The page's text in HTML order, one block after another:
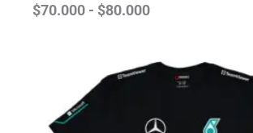
$70.000 - $80.000